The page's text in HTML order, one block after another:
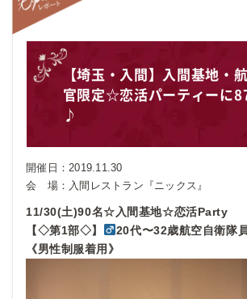
レポート
【埼玉・入間】入間基地・
官限定☆恋活パーティーに
♪
開催日：2019.11.30
会 場： 入間レストラン『ニックス』
11/30(土)90名☆入間基地☆恋活Party
【◇第1部◇】
20代〜32歳航空自衛隊
《男性制服着用》